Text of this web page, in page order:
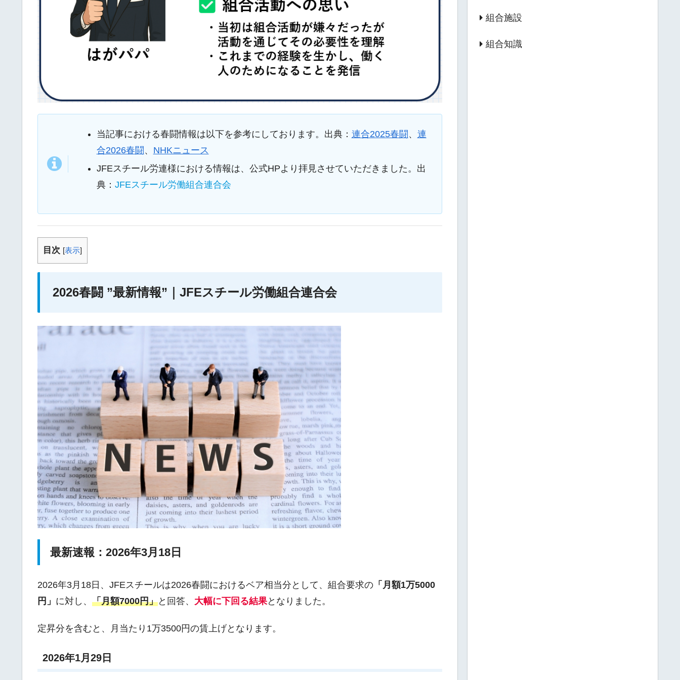
当記事における春闘情報は以下を参考にしております。出典： 連合2025春闘 、 連
合2026春闘 、 NHKニュース
JFEスチール労連様における情報は、公式HPより拝見させていただきました。出
典： JFEスチール労働組合連合会
目次 [表示]
2026春闘 ”最新情報”｜JFEスチール労働組合連合会
最新速報：2026年3月18日
2026年3月18日、JFEスチールは2026春闘におけるベア相当分として、組合要求の 「月額1万5000
円」 に対し、 「月額7000円」と回答、 大幅に下回る結果となりました。
定昇分を含むと、月当たり1万3500円の賃上げとなります。
2026年1月29日
組合施設
組合知識